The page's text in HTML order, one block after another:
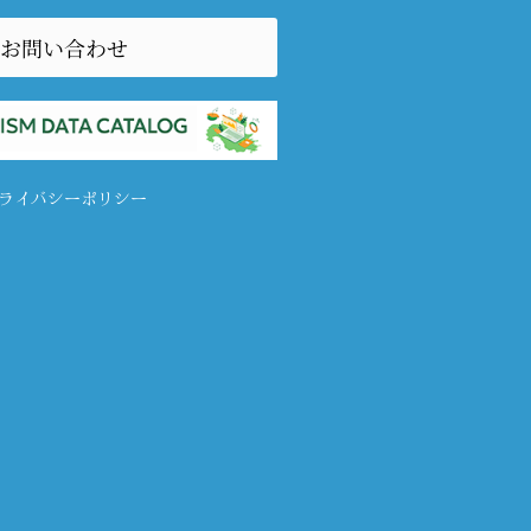
お問い合わせ
イバシーポリシー